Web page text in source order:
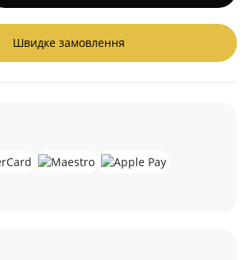
Швидке замовлення